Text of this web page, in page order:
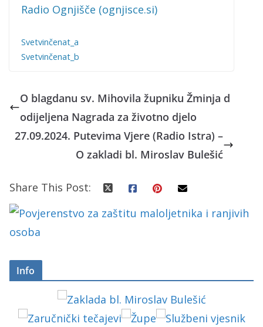
Radio Ognjišče (ognjisce.si)
Svetvinčenat_a
Svetvinčenat_b
O blagdanu sv. Mihovila župniku Žminja d
odijeljena Nagrada za životno djelo
27.09.2024. Putevima Vjere (Radio Istra) –
O zakladi bl. Miroslav Bulešić
Share This Post:
Info